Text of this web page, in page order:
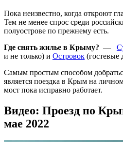
Пока неизвестно, когда откроют
Тем не менее спрос среди
полуострове по прежнему есть.
Где снять жилье в Крыму? —
и не только) и Островок (гостевые
Самым простым способом
является поездка в Крым на
мост пока исправно работает.
Видео: Проезд по
мае 2022